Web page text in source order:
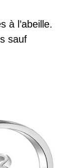
à l’abeille.
sauf